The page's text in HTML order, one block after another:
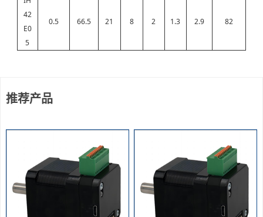
42
E0
5
0.5 66.5 21 8 2 1.3 2.9 82
推荐产品